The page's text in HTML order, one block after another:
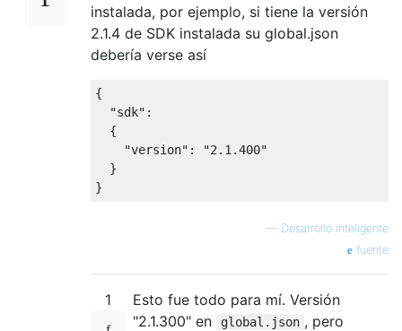
instalada, por ejemplo, si tiene la versión
2.1.4 de SDK instalada su global.json
debería verse así
{
"sdk" :
{
"version" :
"2.1.400"
}
}
— Desarrollo inteligente
fuente
1
Esto fue todo para mí. Versión
"2.1.300" en
global.json , pero